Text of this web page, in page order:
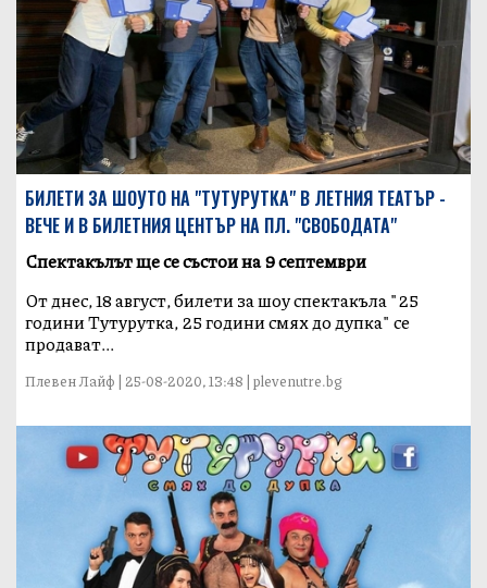
БИЛЕТИ ЗА ШОУТО НА "ТУТУРУТКА" В ЛЕТНИЯ ТЕАТЪР -
ВЕЧЕ И В БИЛЕТНИЯ ЦЕНТЪР НА ПЛ. "СВОБОДАТА"
Спектакълът ще се състои на 9 септември
От днес, 18 август, билети за шоу спектакъла "25
години Тутурутка, 25 години смях до дупка" се
продават...
Плевен Лайф | 25-08-2020, 13:48 | plevenutre.bg